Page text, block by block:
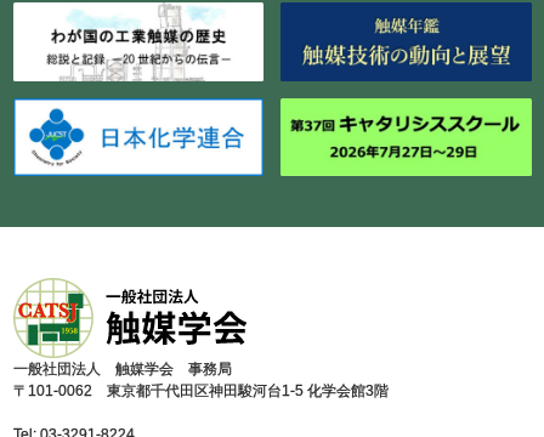
⼀般社団法⼈ 触媒学会 事務局
〒101-0062 東京都千代⽥区神⽥駿河台1-5 化学会館3階